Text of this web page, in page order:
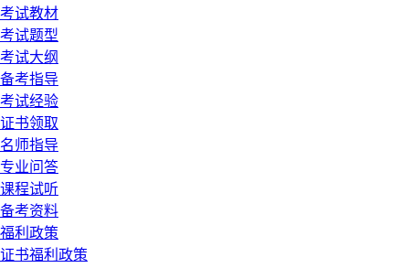
考试教材
考试题型
考试大纲
备考指导
考试经验
证书领取
名师指导
专业问答
课程试听
备考资料
福利政策
证书福利政策